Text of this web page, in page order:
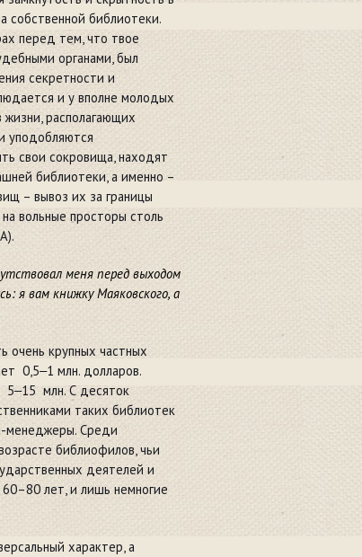
собственной библиотеки.
перед тем, что твое
органами, был
секретности и
и у вполне молодых
располагающих
уподобляются
свои сокровища, находят
библиотеки, а именно –
– вывоз их за границы
вольные просторы столь
меня перед выходом
я вам книжку Маяковского, а
крупных частных
0,5‒1 млн. долларов.
5‒15 млн. С десяток
таких библиотек
менеджеры. Среди
библиофилов, чьи
деятелей и
лет, и лишь немногие
характер, а